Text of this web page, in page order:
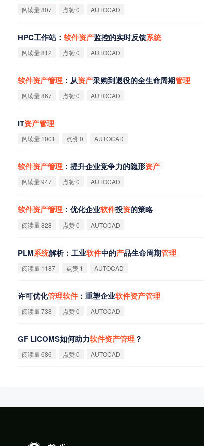
阅读量 807 点赞 0 AUTOCAD
HPC工作站： 软件资产监控的实时反馈系统
阅读量 812 点赞 0 AUTOCAD
软件资产管理 ：从资产采购到退役的全生命周期管理
阅读量 867 点赞 0 AUTOCAD
IT资产管理
阅读量 1001 点赞 0 AUTOCAD
软件资产管理 ：提升企业竞争力的隐形资产
阅读量 947 点赞 0 AUTOCAD
软件资产管理 ：优化企业软件投资的策略
阅读量 828 点赞 0 AUTOCAD
PLM系统解析：工业软件中的产品生命周期管理
阅读量 1187 点赞 1 AUTOCAD
许可优化管理软件 ：重塑企业软件资产管理
阅读量 738 点赞 0 AUTOCAD
GF LICOMS如何助力软件资产管理？
阅读量 686 点赞 0 AUTOCAD